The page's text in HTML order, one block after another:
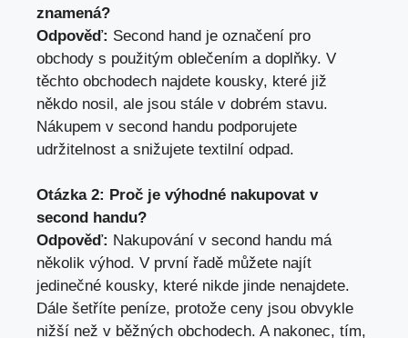
znamená?
Odpověď: Second hand je‌ označení pro
obchody s použitým oblečením a doplňky.⁢ V
těchto obchodech najdete kousky, které již
někdo nosil, ale ‌jsou stále v ⁢dobrém stavu.
Nákupem v second handu podporujete
udržitelnost a snižujete ⁤textilní odpad.
Otázka 2: Proč je⁤ výhodné ‍nakupovat v
second handu?
Odpověď: Nakupování ‌v second handu ‌má
několik výhod. V první řadě můžete najít
jedinečné kousky, které nikde jinde‌ nenajdete.
Dále šetříte ⁣peníze, protože ceny‍ jsou obvykle
nižší‍ než v běžných obchodech. A nakonec, tím,⁤